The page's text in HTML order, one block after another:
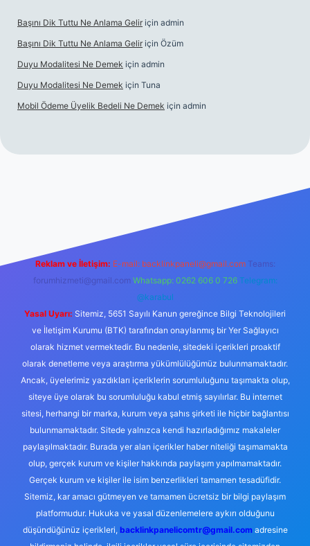
Başını Dik Tuttu Ne Anlama Gelir için admin
Başını Dik Tuttu Ne Anlama Gelir için Özüm
Duyu Modalitesi Ne Demek için admin
Duyu Modalitesi Ne Demek için Tuna
Mobil Ödeme Üyelik Bedeli Ne Demek için admin
Reklam ve İletişim: E-mail: backlinkpaneli@gmail.com Teams:
forumhizmeti@gmail.com Whatsapp: 0262 606 0 726 Telegram:
@karabul
Yasal Uyarı: Sitemiz, 5651 Sayılı Kanun gereğince Bilgi Teknolojileri
ve İletişim Kurumu (BTK) tarafından onaylanmış bir Yer Sağlayıcı
olarak hizmet vermektedir. Bu nedenle, sitedeki içerikleri proaktif
olarak denetleme veya araştırma yükümlülüğümüz bulunmamaktadır.
Ancak, üyelerimiz yazdıkları içeriklerin sorumluluğunu taşımakta olup,
siteye üye olarak bu sorumluluğu kabul etmiş sayılırlar. Bu internet
sitesi, herhangi bir marka, kurum veya şahıs şirketi ile hiçbir bağlantısı
bulunmamaktadır. Sitede yalnızca kendi hazırladığımız makaleler
paylaşılmaktadır. Burada yer alan içerikler haber niteliği taşımamakta
olup, gerçek kurum ve kişiler hakkında paylaşım yapılmamaktadır.
Gerçek kurum ve kişiler ile isim benzerlikleri tamamen tesadüfidir.
Sitemiz, kar amacı gütmeyen ve tamamen ücretsiz bir bilgi paylaşım
platformudur. Hukuka ve yasal düzenlemelere aykırı olduğunu
düşündüğünüz içerikleri, backlinkpanelicomtr@gmail.comadresine